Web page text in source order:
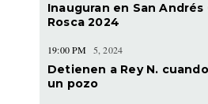
Inauguran en San
Rosca 2024
19:00 PM 5, 2024
Detienen a Rey N.
un pozo